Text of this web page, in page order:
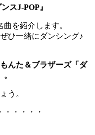
ンスJ-POP』
を紹介します。
ひ一緒にダンシング♪
んた＆ブラザーズ「ダ
う。
・・・・・